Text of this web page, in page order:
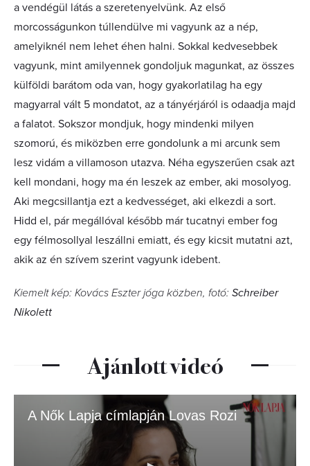
a vendégül látás a szeretenyelvünk. Az első
morcosságunkon túllendülve mi vagyunk az a nép,
amelyiknél nem lehet éhen halni. Sokkal kedvesebbek
vagyunk, mint amilyennek gondoljuk magunkat, az összes
külföldi barátom oda van, hogy gyakorlatilag ha egy
magyarral vált 5 mondatot, az a tányérjáról is odaadja majd
a falatot. Sokszor mondjuk, hogy mindenki milyen
szomorú, és miközben erre gondolunk a mi arcunk sem
lesz vidám a villamoson utazva. Néha egyszerűen csak azt
kell mondani, hogy ma én leszek az ember, aki mosolyog.
Aki megcsillantja ezt a kedvességet, aki elkezdi a sort.
Hidd el, pár megállóval később már tucatnyi ember fog
egy félmosollyal leszállni emiatt, és egy kicsit mutatni azt,
akik az én szívem szerint vagyunk idebent.
Kiemelt kép: Kovács Eszter jóga közben, fotó: Schreiber
Nikolett
Ajánlott videó
A Nők Lapja címlapján Lovas Rozi